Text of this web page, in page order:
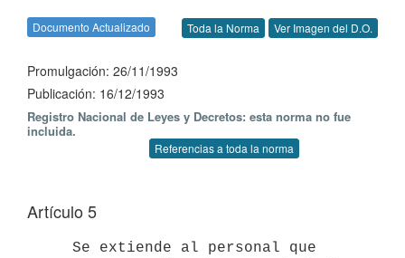
Documento Actualizado Toda la Norma Ver Imagen del D.O.
Promulgación: 26/11/1993
Publicación: 16/12/1993
Registro Nacional de Leyes y Decretos: esta norma no fue
incluida.
Referencias a toda la norma
Artículo 5